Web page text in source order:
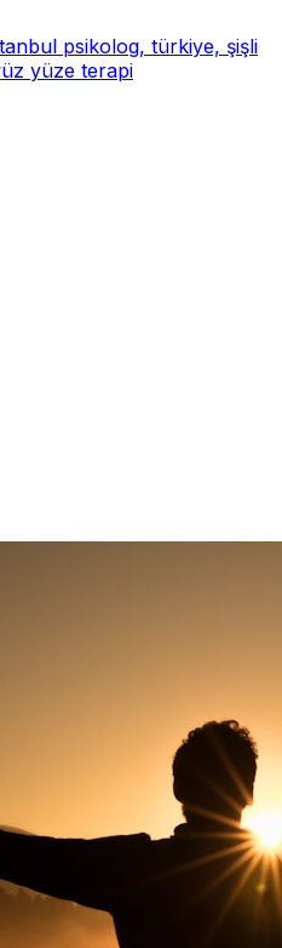
psikolog, türkiye, şişli
yüze terapi